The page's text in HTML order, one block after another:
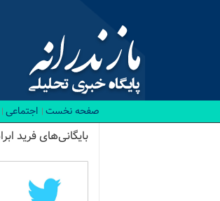
صفحه نخست اجتماعی
بایگانی‌های فرید